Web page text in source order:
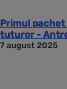
Primul
tuturor -
7 august 2025